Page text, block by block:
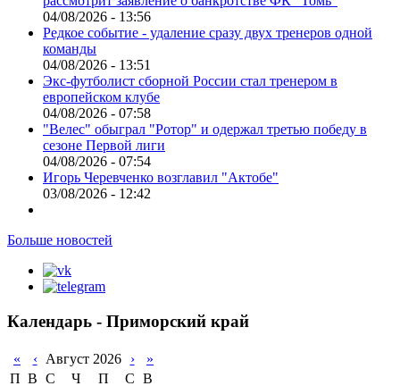
04/08/2026 - 13:56
Редкое событие - удаление сразу двух тренеров одной
команды
04/08/2026 - 13:51
Экс-футболист сборной России стал тренером в
европейском клубе
04/08/2026 - 07:58
"Велес" обыграл "Ротор" и одержал третью победу в
сезоне Первой лиги
04/08/2026 - 07:54
Игорь Черевченко возглавил "Актобе"
03/08/2026 - 12:42
Больше новостей
Календарь - Приморский край
« ‹ Август 2026 ›
»
П В С Ч П С В